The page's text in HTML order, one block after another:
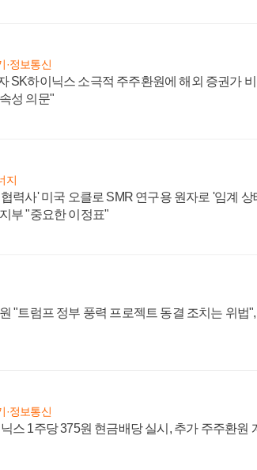
·정보통신
SK하이닉스 소극적 주주환원에 해외 증권가 비
성 의문"
지
력사' 미국 오클로 SMR 연구용 원자로 '임계 상
부 "중요한 이정표"
"트럼프 정부 풍력 프로젝트 동결 조치는 위법
·정보통신
스 1주당 375원 현금배당 실시, 추가 주주환원